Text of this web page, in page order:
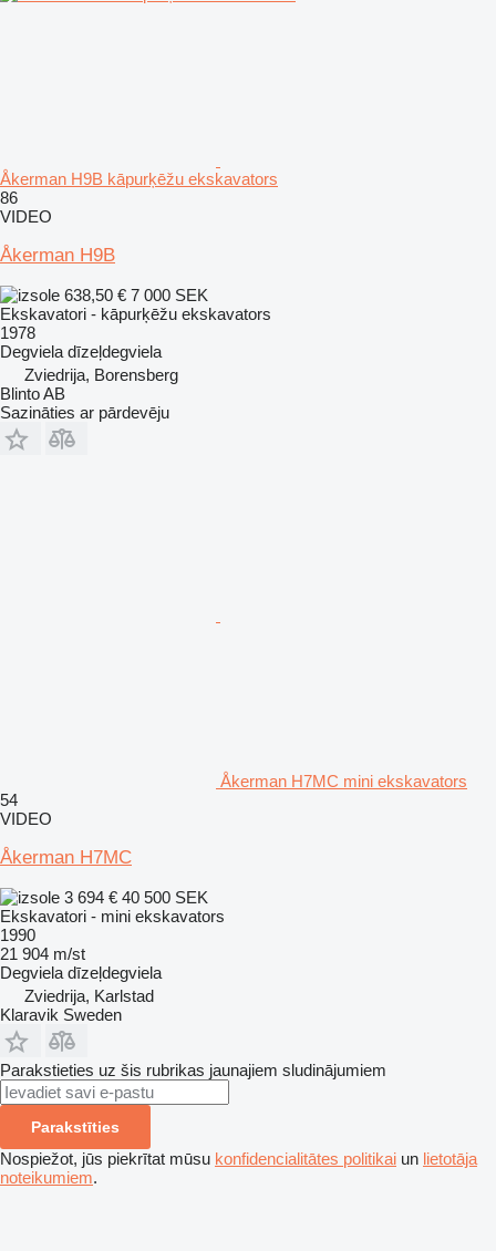
Åkerman H9B kāpurķēžu ekskavators
86
VIDEO
Åkerman H9B
638,50 € 7 000 SEK
Ekskavatori - kāpurķēžu ekskavators
1978
Degviela dīzeļdegviela
Zviedrija, Borensberg
Blinto AB
Sazināties ar pārdevēju
Åkerman H7MC mini ekskavators
54
VIDEO
Åkerman H7MC
3 694 € 40 500 SEK
Ekskavatori - mini ekskavators
1990
21 904 m/st
Degviela dīzeļdegviela
Zviedrija, Karlstad
Klaravik Sweden
Parakstieties uz šis rubrikas jaunajiem sludinājumiem
Parakstīties
Nospiežot, jūs piekrītat mūsu konfidencialitātes politikai un lietotāja
noteikumiem.